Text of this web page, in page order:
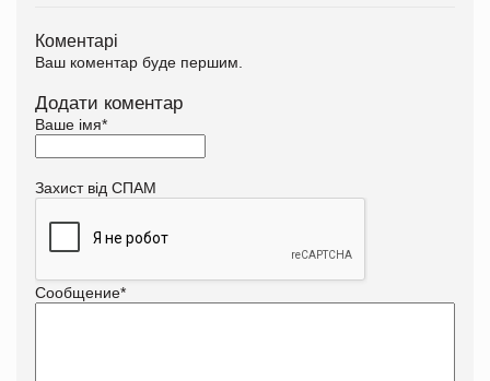
Коментарі
Ваш коментар буде першим.
Додати коментар
Ваше імя*
Захист від СПАМ
Сообщение*